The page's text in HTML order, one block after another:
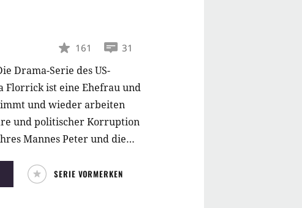
161 31
Drama-Serie des US-
Florrick ist eine Ehefrau und
und wieder arbeiten
und politischer Korruption
Mannes Peter und die
SERIE VORMERKEN